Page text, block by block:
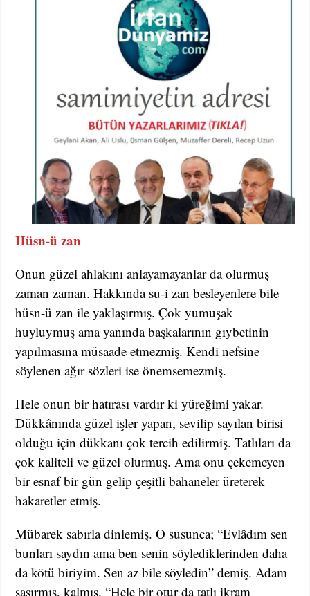
Hüsn-ü zan
Onun güzel ahlakını anlayamayanlar da olurmuş
zaman zaman. Hakkında su-i zan besleyenlere bile
hüsn-ü zan ile yaklaşırmış. Çok yumuşak
huyluymuş ama yanında başkalarının gıybetinin
yapılmasına müsaade etmezmiş. Kendi nefsine
söylenen ağır sözleri ise önemsemezmiş.
Hele onun bir hatırası vardır ki yüreğimi yakar.
Dükkânında güzel işler yapan, sevilip sayılan birisi
olduğu için dükkanı çok tercih edilirmiş. Tatlıları da
çok kaliteli ve güzel olurmuş. Ama onu çekemeyen
bir esnaf bir gün gelip çeşitli bahaneler üreterek
hakaretler etmiş.
Mübarek sabırla dinlemiş. O susunca; “Evlâdım sen
bunları saydın ama ben senin söylediklerinden daha
da kötü biriyim. Sen az bile söyledin” demiş. Adam
şaşırmış, kalmış. “Hele bir otur da tatlı ikram